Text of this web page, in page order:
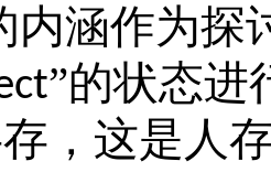
内涵作为探
”的状态进
，这是人